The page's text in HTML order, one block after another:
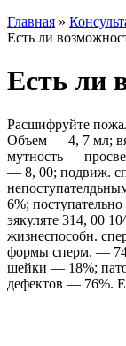
Главная »
Есть ли
Есть ли
Расшифруйте
Объем — 4, 7 мл;
мутность —
— 8, 00; подвиж.
6%;
эякуляте 314, 00
жизнеспособн.
формы сперм. —
шейки — 18%;
дефектов — 76%.